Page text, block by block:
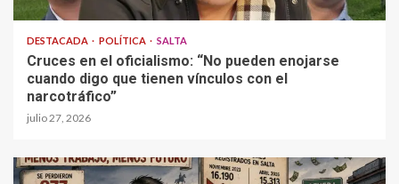
DESTACADA POLÍTICA SALTA
Cruces en el oficialismo: “No pueden enojarse
cuando digo que tienen vínculos con el
narcotráfico”
julio 27, 2026